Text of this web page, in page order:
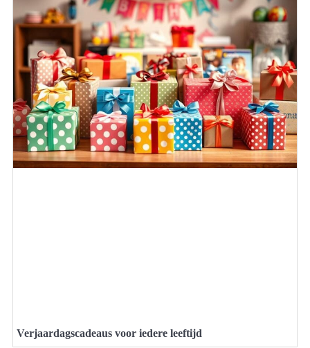
Verjaardagscadeaus voor iedere leeftijd